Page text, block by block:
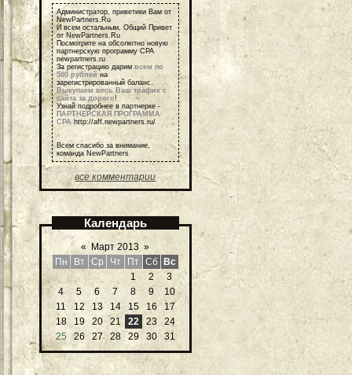
Администратор, приветики Вам от
NewPartners.Ru
И всем остальным, Общий Привет
от NewPartners.Ru
Посмотрите на обсолютно новую
партнерскую программу СРА
newpartners.ru
За регистрацию дарим всем по
500 рублей на
зарегистрированный баланс.
Выкупаем весь Ваш трафик с
сайта за дорого!
Узнай подробнее в партнерке -
ПАРТНЕРСКАЯ ПРОГРАММА
СРА http://aff.newpartners.ru/
Всем спасибо за внимание,
команда NewPartners
все комментарии
Календарь
« Март 2013 »
Пн
Вт Ср Чт Пт Сб
Вс
1
2
3
4
5 6 7 8 9
10
11
12 13 14 15 16
17
18
19 20 21 22 23
24
25
26 27 28 29 30 31